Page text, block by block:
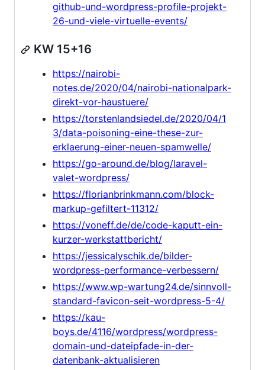
github-und-wordpress-profile-projekt-
26-und-viele-virtuelle-events/
KW 15+16
https://nairobi-
notes.de/2020/04/nairobi-nationalpark-
direkt-vor-haustuere/
https://torstenlandsiedel.de/2020/04/1
3/data-poisoning-eine-these-zur-
erklaerung-einer-neuen-spamwelle/
https://go-around.de/blog/laravel-
valet-wordpress/
https://florianbrinkmann.com/block-
markup-gefiltert-11312/
https://voneff.de/de/code-kaputt-ein-
kurzer-werkstattbericht/
https://jessicalyschik.de/bilder-
wordpress-performance-verbessern/
https://www.wp-wartung24.de/sinnvoll-
standard-favicon-seit-wordpress-5-4/
https://kau-
boys.de/4116/wordpress/wordpress-
domain-und-dateipfade-in-der-
datenbank-aktualisieren